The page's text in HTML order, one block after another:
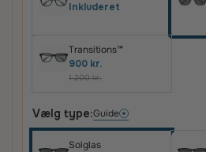
Inkluderet
Transitions™
900 kr.
1.200 kr.
Vælg type:Guide
Solglas